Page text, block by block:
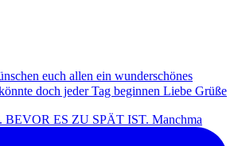
BEVOR ES ZU SPÄT IST. Manchma